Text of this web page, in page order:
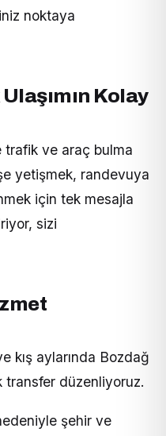
noktaya
Kolay
ve araç bulma
İşe yetişmek, randevuya
için tek mesajla
sizi
kış aylarında Bozdağ
transfer düzenliyoruz.
şehir ve